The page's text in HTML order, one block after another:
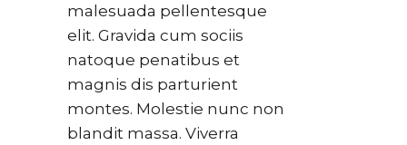
malesuada pellentesque
elit. Gravida cum sociis
natoque penatibus et
magnis dis parturient
montes. Molestie nunc non
blandit massa. Viverra